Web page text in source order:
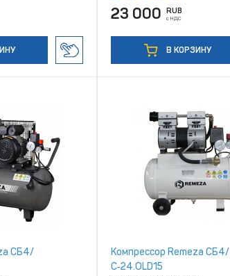
23 000 RUB
с НДС
В КОРЗИНУ
СБ4/
Компрессор Remeza СБ4/
С‑24.OLD15